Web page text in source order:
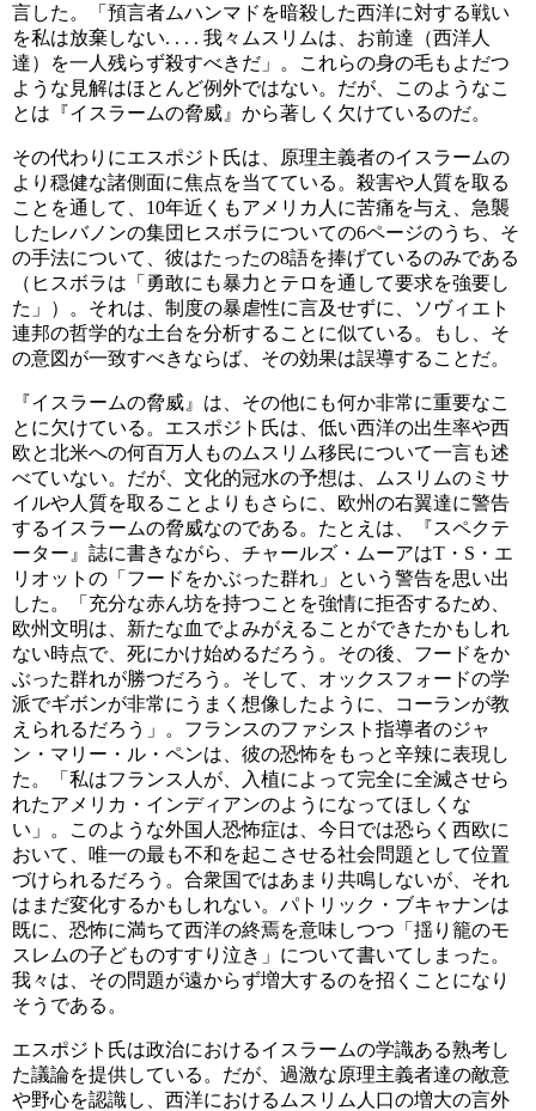
言した。「預言者ムハンマドを暗殺した西洋に対する戦い
を私は放棄しない. . . . 我々ムスリムは、お前達（西洋人
達）を一人残らず殺すべきだ」。これらの身の毛もよだつ
ような見解はほとんど例外ではない。だが、このようなこ
とは『イスラームの脅威』から著しく欠けているのだ。
その代わりにエスポジト氏は、原理主義者のイスラームの
より穏健な諸側面に焦点を当てている。殺害や人質を取る
ことを通して、10年近くもアメリカ人に苦痛を与え、急襲
したレバノンの集団ヒスボラについての6ページのうち、そ
の手法について、彼はたったの8語を捧げているのみである
（ヒスボラは「勇敢にも暴力とテロを通して要求を強要し
た」）。それは、制度の暴虐性に言及せずに、ソヴィエト
連邦の哲学的な土台を分析することに似ている。もし、そ
の意図が一致すべきならば、その効果は誤導することだ。
『イスラームの脅威』は、その他にも何か非常に重要なこ
とに欠けている。エスポジト氏は、低い西洋の出生率や西
欧と北米への何百万人ものムスリム移民について一言も述
べていない。だが、文化的冠水の予想は、ムスリムのミサ
イルや人質を取ることよりもさらに、欧州の右翼達に警告
するイスラームの脅威なのである。たとえは、『スペクテ
ーター』誌に書きながら、チャールズ・ムーアはT・S・エ
リオットの「フードをかぶった群れ」という警告を思い出
した。「充分な赤ん坊を持つことを強情に拒否するため、
欧州文明は、新たな血でよみがえることができたかもしれ
ない時点で、死にかけ始めるだろう。その後、フードをか
ぶった群れが勝つだろう。そして、オックスフォードの学
派でギボンが非常にうまく想像したように、コーランが教
えられるだろう」。フランスのファシスト指導者のジャ
ン・マリー・ル・ペンは、彼の恐怖をもっと辛辣に表現し
た。「私はフランス人が、入植によって完全に全滅させら
れたアメリカ・インディアンのようになってほしくな
い」。このような外国人恐怖症は、今日では恐らく西欧に
おいて、唯一の最も不和を起こさせる社会問題として位置
づけられるだろう。合衆国ではあまり共鳴しないが、それ
はまだ変化するかもしれない。パトリック・ブキャナンは
既に、恐怖に満ちて西洋の終焉を意味しつつ「揺り籠のモ
スレムの子どものすすり泣き」について書いてしまった。
我々は、その問題が遠からず増大するのを招くことになり
そうである。
エスポジト氏は政治におけるイスラームの学識ある熟考し
た議論を提供している。だが、過激な原理主義者達の敵意
や野心を認識し、西洋におけるムスリム人口の増大の言外